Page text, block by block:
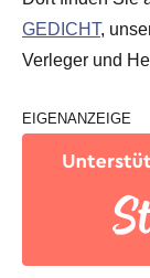
GEDICHT,
Verleger und
EIGENANZEIGE